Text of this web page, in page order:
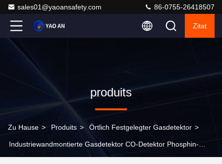
sales01@yaoansafety.com 86-0755-26418507
Zitat
produits
Zu Hause > Produits > Örtlich Festgelegter Gasdetektor >
Industriewandmontierte Gasdetektor CO-Detektor Phosphin-